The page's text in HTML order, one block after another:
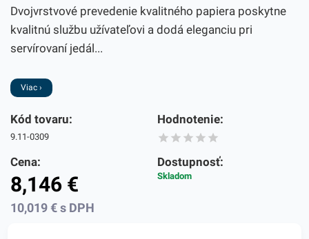
Dvojvrstvové prevedenie kvalitného papiera poskytne
kvalitnú službu užívateľovi a dodá eleganciu pri
servírovaní jedál...
Viac ›
Kód tovaru:
9.11-0309
Hodnotenie:
Cena:
8,146 €
10,019€ s DPH
Dostupnosť:
Skladom